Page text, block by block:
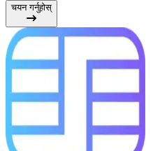
चयन गर्नुहोस्